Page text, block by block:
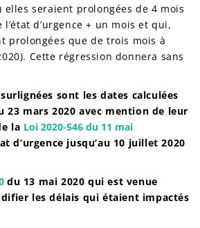
elles seraient prolongées de 4 mois
d’urgence + un mois et qui,
prolongées que de trois mois à
Cette régression donnera sans
sont les dates calculées
mars 2020 avec mention de leur
la Loi 2020-546 du 11 mai
d’urgence jusqu’au 10 juillet 2020
du 13 mai 2020 qui est venue
les délais qui étaient impactés